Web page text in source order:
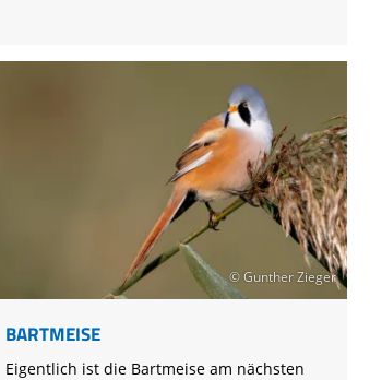
© Gunther Zieger
BARTMEISE
Eigentlich ist die Bartmeise am nächsten